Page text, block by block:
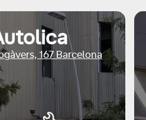
167 Barcelona